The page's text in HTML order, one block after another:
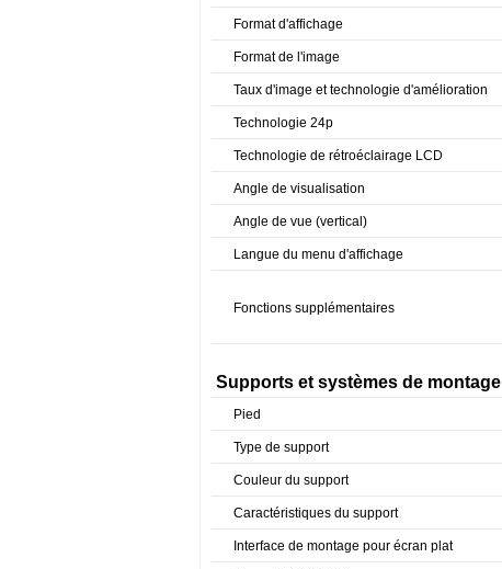
Format d'affichage
Format de l'image
Taux d'image et technologie d'amélioration
Technologie 24p
Technologie de rétroéclairage LCD
Angle de visualisation
Angle de vue (vertical)
Langue du menu d'affichage
Fonctions supplémentaires
Supports et systèmes de montage
Pied
Type de support
Couleur du support
Caractéristiques du support
Interface de montage pour écran plat